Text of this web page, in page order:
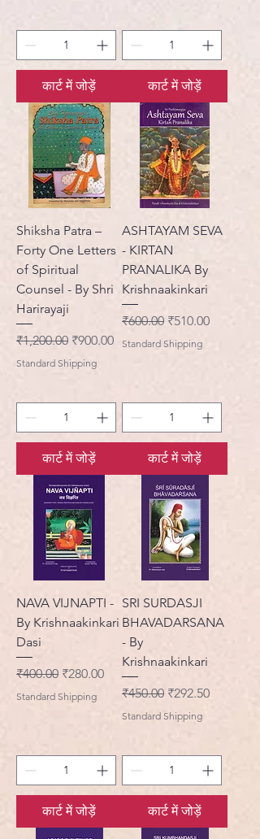
कार्ट में जोड़ें कार्ट में जोड़ें
Shiksha Patra –
Forty One Letters
of Spiritual
Counsel - By Shri
Harirayaji
नियमित मूल्य
₹1,200.00 बिक्री मूल्य
₹900.00
Standard Shipping
कार्ट में जोड़ें
ASHTAYAM SEVA
- KIRTAN
PRANALIKA By
Krishnaakinkari
नियमित मूल्य
₹600.00 बिक्री मूल्य
₹510.00
Standard Shipping
कार्ट में जोड़ें
NAVA VIJNAPTI -
By Krishnaakinkari
Dasi
नियमित मूल्य
₹400.00 बिक्री मूल्य
₹280.00
Standard Shipping
कार्ट में जोड़ें
SRI SURDASJI
BHAVADARSANA
- By
Krishnaakinkari
नियमित मूल्य
₹450.00 बिक्री मूल्य
₹292.50
Standard Shipping
कार्ट में जोड़ें